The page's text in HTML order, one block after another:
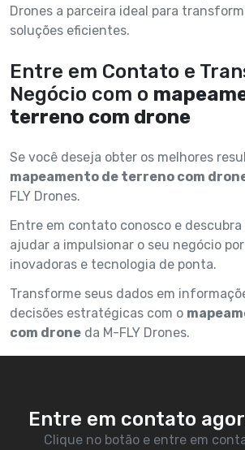
Drones a parceira ideal para
soluções eficientes.
Entre em Contato e
Negócio com o
terreno com drone
Se você deseja obter os melhores
mapeamento de terreno com
FLY Drones.
Entre em contato conosco e descubra
ajudar a impulsionar o seu negócio
inovadoras e tecnologia de ponta.
Transforme seus dados em
decisões estratégicas com o
com drone da M-FLY Drones.
Entre em contato
Clique no botão e entre em